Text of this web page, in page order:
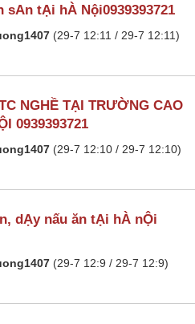
tẠi hÀ Nội0939393721
(29-7 12:11 / 29-7 12:11)
NGHỀ TẠI TRƯỜNG CAO
0939393721
(29-7 12:10 / 29-7 12:10)
dẠy nấu ăn tẠi hÀ nỘi
(29-7 12:9 / 29-7 12:9)